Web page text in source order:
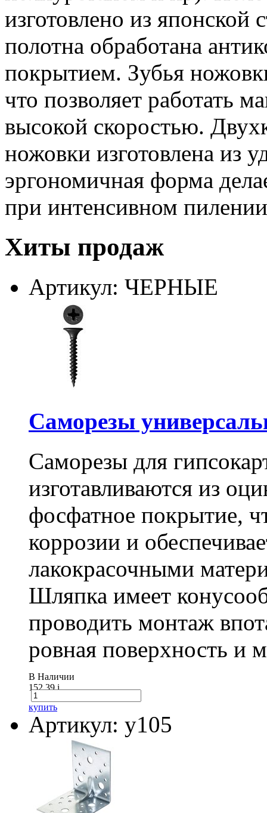
изготовлено из японской
полотна обработана
покрытием. Зубья
что позволяет работать
высокой скоростью.
ножовки изготовлена из
эргономичная форма
при интенсивном
Хиты продаж
Артикул: ЧЕРНЫЕ
Саморезы
Саморезы для
изготавливаются из
фосфатное покрытие,
коррозии и
лакокрасочными
Шляпка имеет
проводить монтаж
ровная поверхность и
В Наличии
152.39i
купить
Артикул: у105